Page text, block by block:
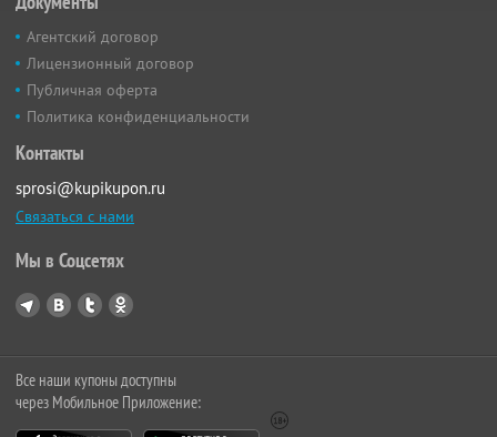
Агентский договор
Лицензионный договор
Публичная оферта
Политика конфиденциальности
Контакты
sprosi@kupikupon.ru
Связаться с нами
Мы в Соцсетях
Все наши купоны доступны
через Мобильное Приложение: